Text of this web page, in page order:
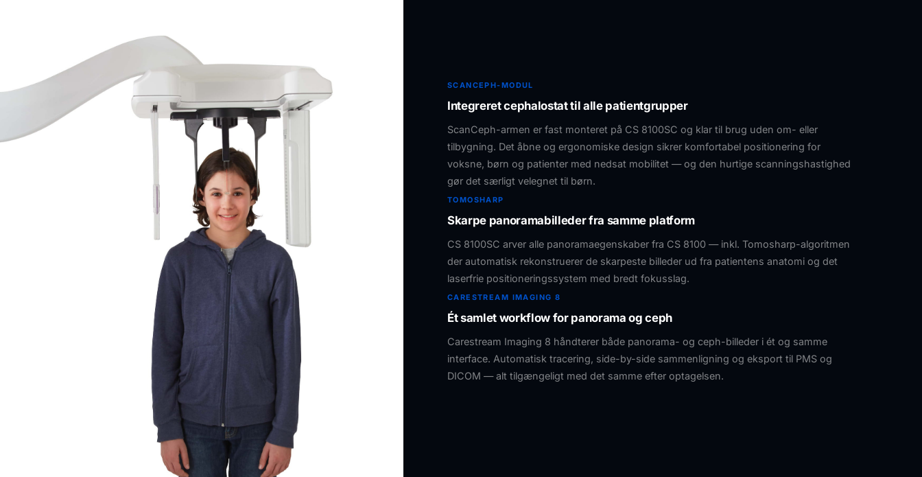
SCANCEPH-MODUL
Integreret cephalostat til alle patientgrupper
ScanCeph-armen er fast monteret på CS 8100SC og klar til brug uden om- eller
tilbygning. Det åbne og ergonomiske design sikrer komfortabel positionering for
voksne, børn og patienter med nedsat mobilitet — og den hurtige scanningshastighed
gør det særligt velegnet til børn.
TOMOSHARP
Skarpe panoramabilleder fra samme platform
CS 8100SC arver alle panoramaegenskaber fra CS 8100 — inkl. Tomosharp-algoritmen
der automatisk rekonstruerer de skarpeste billeder ud fra patientens anatomi og det
laserfrie positioneringssystem med bredt fokusslag.
CARESTREAM IMAGING 8
Ét samlet workflow for panorama og ceph
Carestream Imaging 8 håndterer både panorama- og ceph-billeder i ét og samme
interface. Automatisk tracering, side-by-side sammenligning og eksport til PMS og
DICOM — alt tilgængeligt med det samme efter optagelsen.